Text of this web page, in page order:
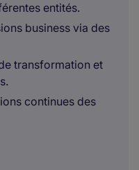
entités.
business via des
transformation et
continues des